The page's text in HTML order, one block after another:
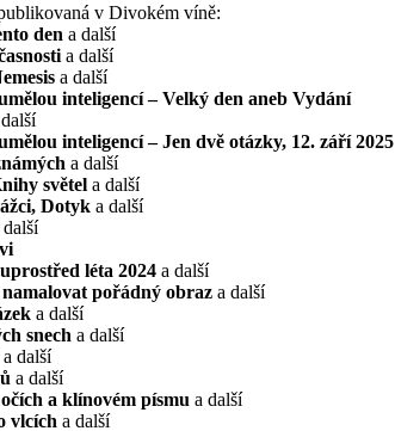
v Divokém víně:
den a další
a další
a další
inteligencí – Velký den aneb Vydání
inteligencí – Jen dvě otázky, 12. září 2025
a další
světel a další
Dotyk a další
další
léta 2024 a další
pořádný obraz a další
a další
snech a další
a další
a další
a klínovém písmu a další
vlcích a další